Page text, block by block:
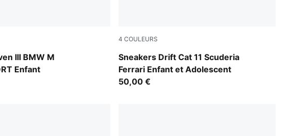
III BMW M
Enfant
4 COULEURS
Sneakers Drift Cat 11 Scuderia
Ferrari Enfant et Adolescent
PUMA Black-Rosso Corsa
50,00 €